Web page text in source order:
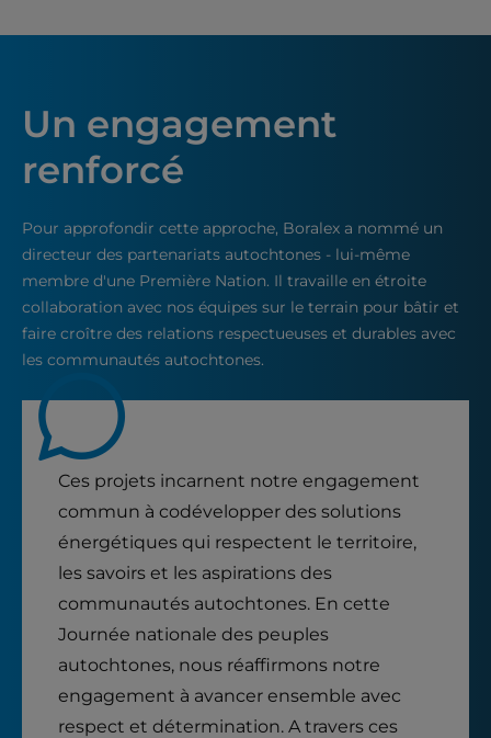
Un engagement
renforcé
Pour approfondir cette approche, Boralex a nommé un
directeur des partenariats autochtones - lui-même
membre d'une Première Nation. Il travaille en étroite
collaboration avec nos équipes sur le terrain pour bâtir et
faire croître des relations respectueuses et durables avec
les communautés autochtones.
Ces projets incarnent notre engagement
commun à codévelopper des solutions
énergétiques qui respectent le territoire,
les savoirs et les aspirations des
communautés autochtones. En cette
Journée nationale des peuples
autochtones, nous réaffirmons notre
engagement à avancer ensemble avec
respect et détermination. A travers ces